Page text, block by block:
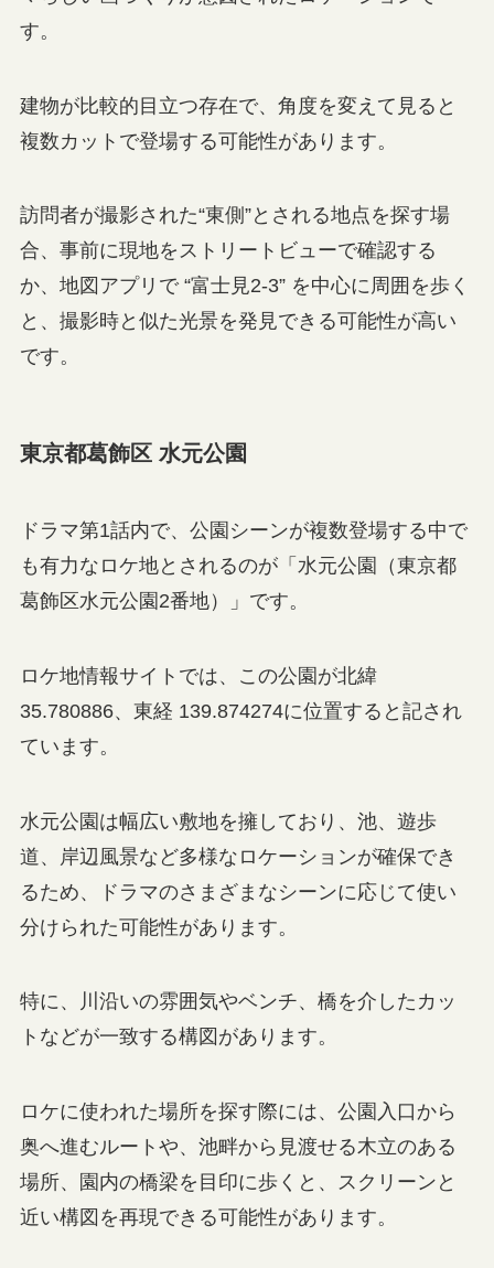
す。
建物が比較的目立つ存在で、角度を変えて見ると
複数カットで登場する可能性があります。
訪問者が撮影された“東側”とされる地点を探す場
合、事前に現地をストリートビューで確認する
か、地図アプリで “富士見2-3” を中心に周囲を歩く
と、撮影時と似た光景を発見できる可能性が高い
です。
東京都葛飾区 水元公園
ドラマ第1話内で、公園シーンが複数登場する中で
も有力なロケ地とされるのが「水元公園（東京都
葛飾区水元公園2番地）」です。
ロケ地情報サイトでは、この公園が北緯
35.780886、東経 139.874274に位置すると記され
ています。
水元公園は幅広い敷地を擁しており、池、遊歩
道、岸辺風景など多様なロケーションが確保でき
るため、ドラマのさまざまなシーンに応じて使い
分けられた可能性があります。
特に、川沿いの雰囲気やベンチ、橋を介したカッ
トなどが一致する構図があります。
ロケに使われた場所を探す際には、公園入口から
奥へ進むルートや、池畔から見渡せる木立のある
場所、園内の橋梁を目印に歩くと、スクリーンと
近い構図を再現できる可能性があります。